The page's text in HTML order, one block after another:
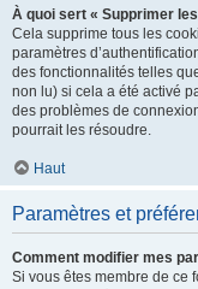
À quoi sert « Supprimer
Cela supprime tous les
paramètres
des fonctionnalités telles
non lu) si cela a été activé
des problèmes de
pourrait les résoudre.
Haut
Paramètres et
Comment modifier mes
Si vous êtes membre de ce